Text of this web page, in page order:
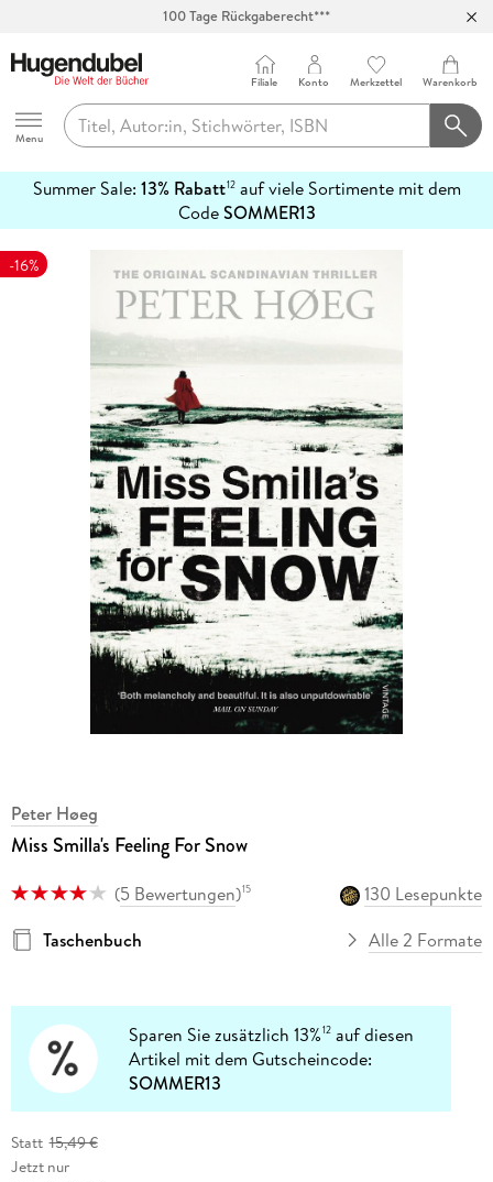
100 Tage Rückgaberecht***
Hugendubel
Menu
Filiale Konto Merkzettel Warenkorb
Summer Sale: 13% Rabatt12auf viele Sortimente mit dem
CodeSOMMER13
erfahren
-16%
Peter Høeg
Miss Smilla's Feeling For Snow
(5 Bewertungen)15
130 Lesepunkte
Taschenbuch
Alle 2 Formate
Sparen Sie zusätzlich 13%12 auf diesen
Artikel mit dem Gutscheincode:
SOMMER13
Statt 15,49 €
Jetzt nur